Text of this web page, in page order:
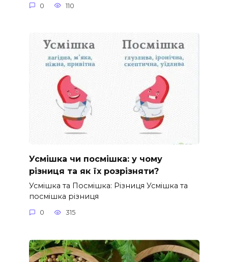
0 110
Усмішка чи посмішка: у чому
різниця та як їх розрізняти?
Усмішка та Посмішка: Різниця Усмішка та
посмішка різниця
0 315